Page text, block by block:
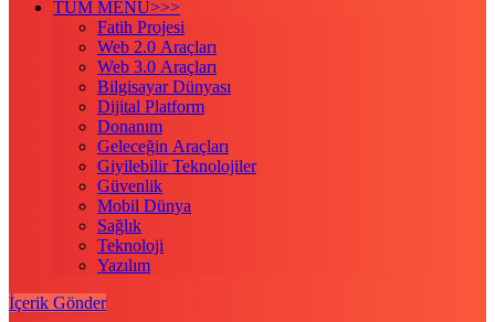
TÜM MENÜ>>>
Fatih Projesi
Web 2.0 Araçları
Web 3.0 Araçları
Bilgisayar Dünyası
Dijital Platform
Donanım
Geleceğin Araçları
Giyilebilir Teknolojiler
Güvenlik
Mobil Dünya
Sağlık
Teknoloji
Yazılım
İçerik Gönder